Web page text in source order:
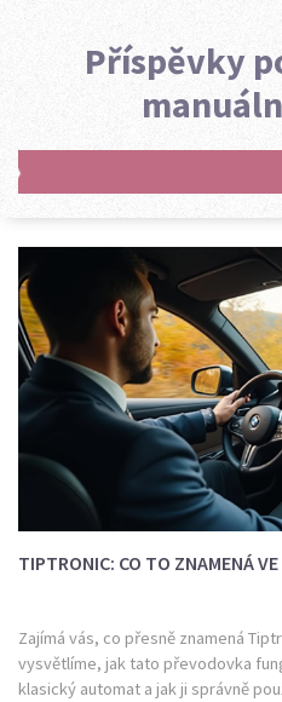
Příspěvky
TIPTRONIC: CO TO ZNAMENÁ
Zajímá vás, co přesně znamená
vysvětlíme, jak tato převodovka
klasický automat a jak ji správně